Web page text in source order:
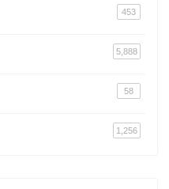
453
5,888
58
1,256